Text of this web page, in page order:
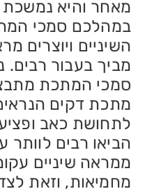
מאחר והיא נמשכת
במהלכם סמכי
השיניים ויוצרים
מביך בעבור רבים.
סמכי המתכת
מתכת דקים הנראים
לתחושת כאב
הביאו רבים לוותר
ממראה שיניים
מחמיאות, וזאת